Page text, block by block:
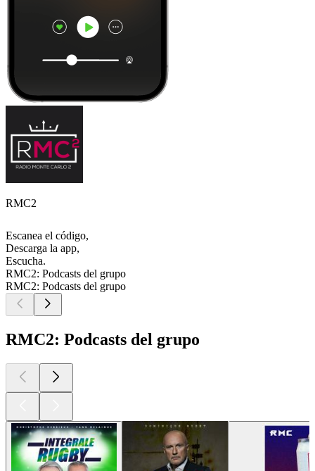
RMC2
Escanea el código,
Descarga la app,
Escucha.
RMC2: Podcasts del grupo
RMC2: Podcasts del grupo
RMC2: Podcasts del grupo